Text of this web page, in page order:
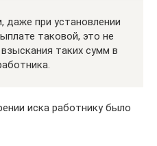
даже при установлении
таковой, это не
таких сумм в
иска работнику было